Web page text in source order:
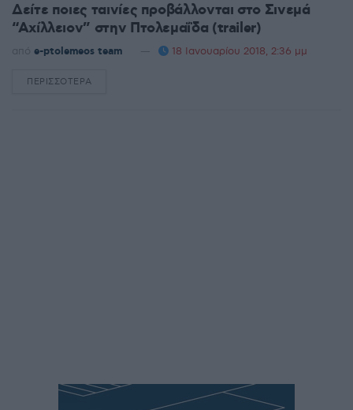
Δείτε ποιες ταινίες προβάλλονται στο Σινεμά
“Αχίλλειον” στην Πτολεμαΐδα (trailer)
από e-ptolemeos team 18 Ιανουαρίου 2018, 2:36 μμ
ΠΕΡΙΣΣΌΤΕΡΑ